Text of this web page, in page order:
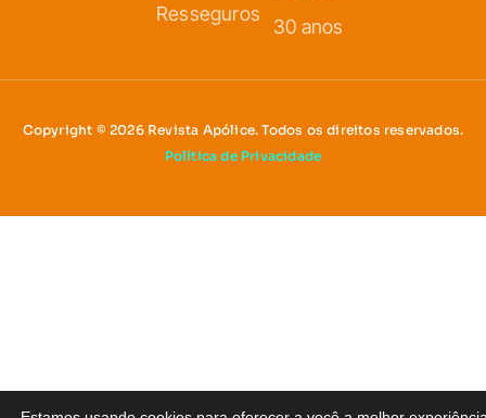
Resseguros
30 anos
Copyright © 2026 Revista Apólice. Todos os direitos reservados.
Política de Privacidade